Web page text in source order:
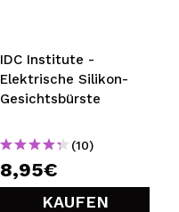
IDC Institute -
Elektrische Silikon-
Gesichtsbürste
(10)
8,95€
KAUFEN